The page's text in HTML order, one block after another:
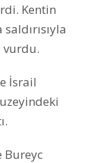
Kentin
vurdu.
İsrail
Bureyc